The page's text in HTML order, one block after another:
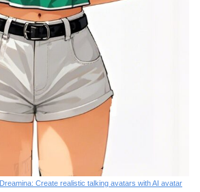
Dreamina: Create realistic talking avatars with AI avatar